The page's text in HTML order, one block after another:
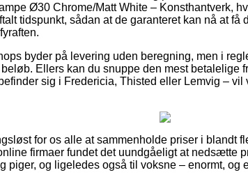
Ø30 Chrome/Matt White – Konsthantverk,
tidspunkt, sådan at de garanteret kan nå at få
byder på levering uden beregning, men i
Ellers kan du snuppe den mest betalelige
sig i Fredericia, Thisted eller Lemvig –
for os alle at sammenholde priser i blandt
firmaer fundet det uundgåeligt at nedsætte
piger, og ligeledes også til voksne – enormt, og